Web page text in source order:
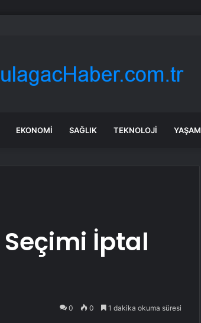
Kılıçdaroğlu’nu arayıp tebrik etti
EKONOMI SAĞLIK TEKNOLOJI YAŞAM
İptal
0 0 1 dakika okuma süresi